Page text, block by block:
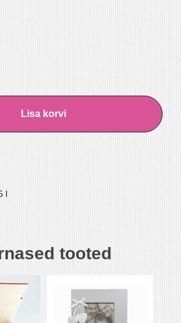
Lisa korvi
l
tooted